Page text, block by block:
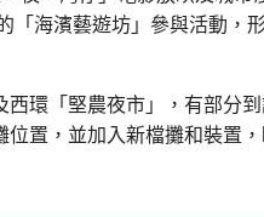
「海濱藝遊坊」參與活動，
環「堅農夜市」，有部分
置，並加入新檔攤和裝置